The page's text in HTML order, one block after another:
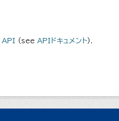
API (see APIドキュメント).